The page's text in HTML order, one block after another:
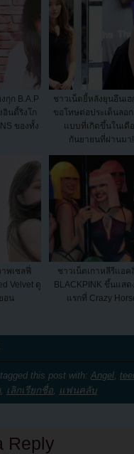
กุก B.A.P
อินดี้ริงโก
ของทั้ง
ชาวเน็ตยี้หลังยุนอึนเฮ
ขอโทษต่อประเด็นลอก
แบบที่เกิดขึ้นในเดื
กันยายนที่ผ่านมา
พเซลฟี่
Velvet ดู
อน
ชาวเน็ตเกาหลีรีแอค
BLACKPINK ขึ้นแสด
แรกที่ Crazy
this post with: Angel,
, เลิกเรียกชื่อ, แฟนคลับ
Reply